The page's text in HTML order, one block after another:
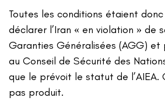
Toutes les conditions étaient
déclarer l’Iran « en violation » de
Garanties Généralisées (AGG)
au Conseil de Sécurité des
que le prévoit le statut de l’AIEA.
pas produit.